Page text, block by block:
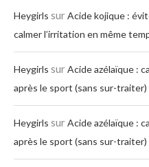
Heygirls surAcide kojique :
calmer l’irritation en même
Heygirls surAcide azélaïque :
après le sport (sans sur-traiter)
Heygirls surAcide azélaïque :
après le sport (sans sur-traiter)